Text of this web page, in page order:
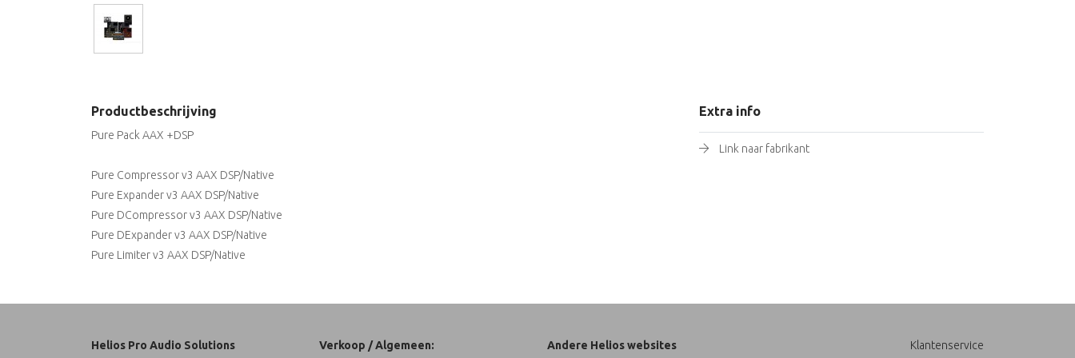
Productbeschrijving
Pure Pack AAX +DSP
Pure Compressor v3 AAX DSP/Native
Pure Expander v3 AAX DSP/Native
Pure DCompressor v3 AAX DSP/Native
Pure DExpander v3 AAX DSP/Native
Pure Limiter v3 AAX DSP/Native
Extra info
Link naar fabrikant
Helios Pro Audio Solutions Verkoop / Algemeen: Andere Helios websites Klantenservice